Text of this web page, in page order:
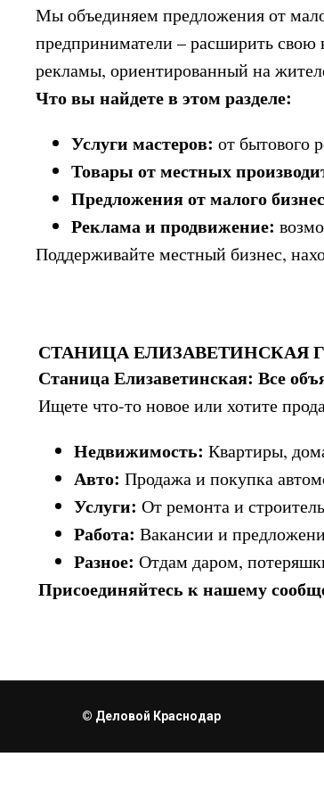
Мы объединяем предложения от
предприниматели – расширить
рекламы, ориентированный на
Что вы найдете в этом разделе:
Услуги мастеров: от бытового
Товары от местных
Предложения от малого
Реклама и продвижение:
Поддерживайте местный бизнес,
Станица Елизаветинская: Все
Ищете что-то новое или хотите
Недвижимость: Квартиры,
Авто: Продажа и покупка
Услуги: От ремонта и
Работа: Вакансии и
Разное: Отдам даром,
Присоединяйтесь к нашему
СТАНИЦА ЕЛИЗАВЕТИНСКАЯ
© Деловой Краснодар